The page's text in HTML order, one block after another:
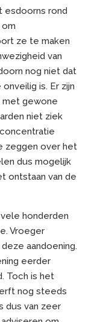
esdoorns rond
ze te maken
van
nog niet dat
is. Er zijn
met gewone
niet ziek
zeggen over het
dus mogelijk
ontstaan van de
honderden
Vroeger
aandoening.
eerder
Toch is het
nog steeds
dus van zeer